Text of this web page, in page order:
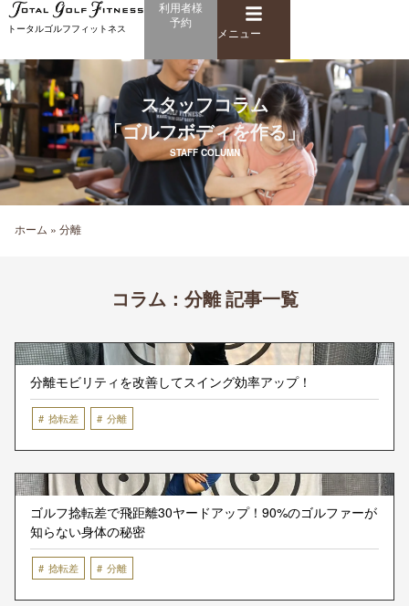
容
ス
キ
ッ
プ
トータルゴルフフィットネス
メ
ニ
ュ
ー
メニュー
利用者様
予約
スタッフコラム
「ゴルフボディを作る」
STAFF COLUMN
ホーム » 分離
コラム： 分離 記事一覧
分離モビリティを改善してスイング効率アップ！
捻転差 分離
ゴルフ捻転差で飛距離30ヤードアップ！90%のゴルファーが
知らない身体の秘密
捻転差 分離